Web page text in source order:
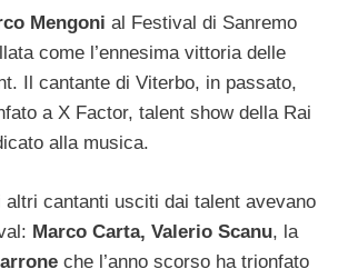
Mengoni al Festival di Sanremo
come l’ennesima vittoria delle
Il cantante di Viterbo, in passato,
a X Factor, talent show della Rai
alla musica.
altri cantanti usciti dai talent avevano
Marco Carta, Valerio Scanu, la
che l’anno scorso ha trionfato